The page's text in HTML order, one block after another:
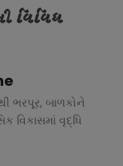
વિવિધ
ભરપૂર, બાળકોને
વિકાસમાં વૃદ્ધિ